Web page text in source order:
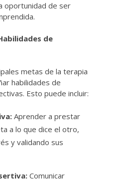
oportunidad de ser
de
metas de la terapia
habilidades de
Esto puede incluir:
Aprender a prestar
a lo que dice el otro,
y validando sus
Comunicar